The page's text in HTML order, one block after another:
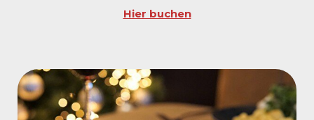
Hier buchen